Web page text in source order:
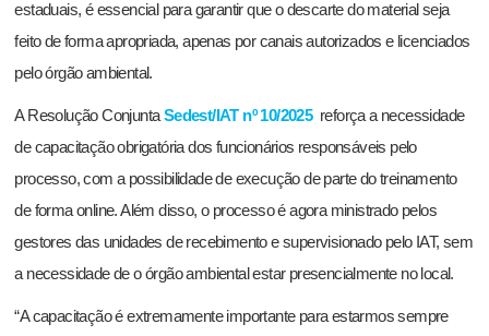
estaduais, é essencial para garantir que o descarte do material seja
feito de forma apropriada, apenas por canais autorizados e licenciados
pelo órgão ambiental.
A Resolução ConjuntaSedest/IAT nº 10/2025 reforça a necessidade
de capacitação obrigatória dos funcionários responsáveis pelo
processo, com a possibilidade de execução de parte do treinamento
de forma online. Além disso, o processo é agora ministrado pelos
gestores das unidades de recebimento e supervisionado pelo IAT, sem
a necessidade de o órgão ambiental estar presencialmente no local.
“A capacitação é extremamente importante para estarmos sempre